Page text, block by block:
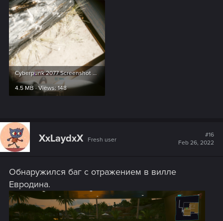
Cyberpunk 2077 Screenshot 2022.02.24 - 23.31.02.57.png
4.5 MB · Views: 148
XxLaydxX Fresh user
#16
Feb 26, 2022
Обнаружился баг с отражением в вилле
Евродина.